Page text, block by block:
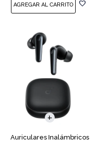
Auriculares Inalámbricos